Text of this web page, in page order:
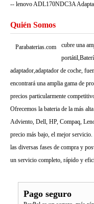
-- lenovo ADL170NDC3A
Quién Somos
Parabaterias.com
cubre una
adaptador,adaptador de coche,
encontrará una amplia gama de
precios particularmente
Ofrecemos la bateria de la más
Adviento, Dell, HP, Compaq,
precio más bajo, el mejor
las diversas fases de compra y
un servicio completo, rápido y
Pago seguro